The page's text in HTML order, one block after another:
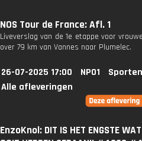
NOS Tour de France: Afl. 1
Liveverslag van de 1e etappe voor
over 79 km van Vannes naar Plumelec.
26-07-2025 17:00 NPO1
Alle afleveringen
EnzoKnol: DIT IS HET ENGSTE